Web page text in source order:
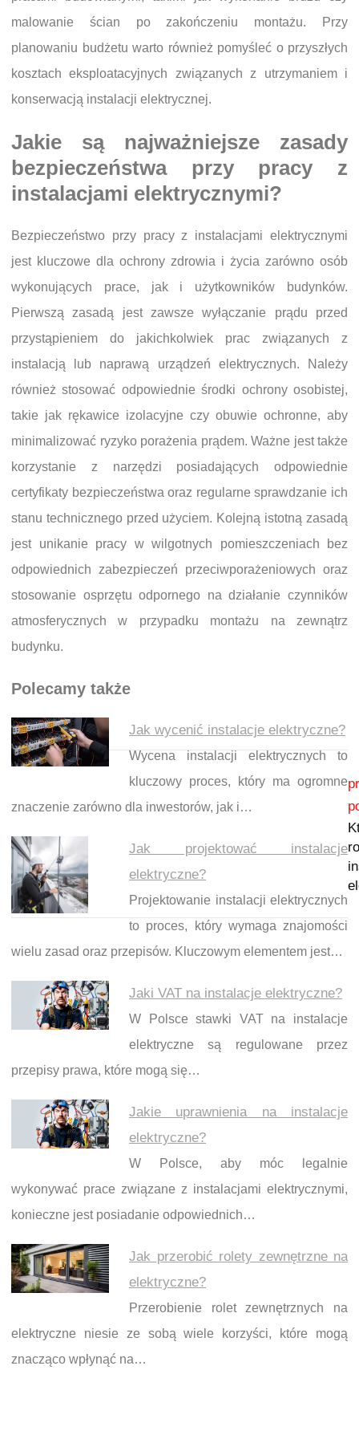
malowanie ścian po zakończeniu montażu. Przy
planowaniu budżetu warto również pomyśleć o przyszłych
kosztach eksploatacyjnych związanych z utrzymaniem i
konserwacją instalacji elektrycznej.
Jakie są najważniejsze zasady
bezpieczeństwa przy pracy z
instalacjami elektrycznymi?
Bezpieczeństwo przy pracy z instalacjami elektrycznymi
jest kluczowe dla ochrony zdrowia i życia zarówno osób
wykonujących prace, jak i użytkowników budynków.
Pierwszą zasadą jest zawsze wyłączanie prądu przed
przystąpieniem do jakichkolwiek prac związanych z
instalacją lub naprawą urządzeń elektrycznych. Należy
również stosować odpowiednie środki ochrony osobistej,
takie jak rękawice izolacyjne czy obuwie ochronne, aby
minimalizować ryzyko porażenia prądem. Ważne jest także
korzystanie z narzędzi posiadających odpowiednie
certyfikaty bezpieczeństwa oraz regularne sprawdzanie ich
stanu technicznego przed użyciem. Kolejną istotną zasadą
jest unikanie pracy w wilgotnych pomieszczeniach bez
odpowiednich zabezpieczeń przeciwporażeniowych oraz
stosowanie osprzętu odpornego na działanie czynników
atmosferycznych w przypadku montażu na zewnątrz
budynku.
Polecamy także
Jak wycenić instalacje elektryczne?
Wycena instalacji elektrycznych to
kluczowy proces, który ma ogromne
znaczenie zarówno dla inwestorów, jak i…
Jak projektować instalacje
elektryczne?
Projektowanie instalacji elektrycznych
to proces, który wymaga znajomości
wielu zasad oraz przepisów. Kluczowym elementem jest…
Jaki VAT na instalacje elektryczne?
W Polsce stawki VAT na instalacje
elektryczne są regulowane przez
przepisy prawa, które mogą się…
Jakie uprawnienia na instalacje
elektryczne?
W Polsce, aby móc legalnie
wykonywać prace związane z instalacjami elektrycznymi,
konieczne jest posiadanie odpowiednich…
Jak przerobić rolety zewnętrzne na
elektryczne?
Przerobienie rolet zewnętrznych na
elektryczne niesie ze sobą wiele korzyści, które mogą
znacząco wpłynąć na…
Nawigacja wpisu